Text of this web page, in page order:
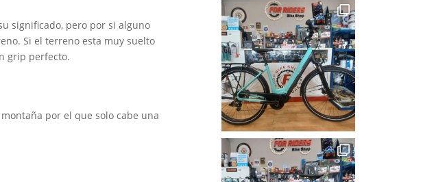
significado, pero por si alguno
Si el terreno esta muy suelto
grip perfecto.
por el que solo cabe una